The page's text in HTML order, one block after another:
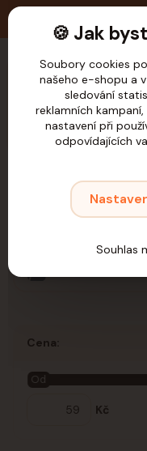
Kočky Hračky
Udice
Cena:
Kč
Od
🍪 Jak
Soubory cookies
našeho e-shopu a
sledování
reklamních
nastavení při
odpovídajících
Souhlas